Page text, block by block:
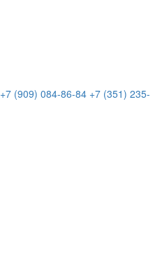
+7 (909) 084-86-84 +7 (351) 235-